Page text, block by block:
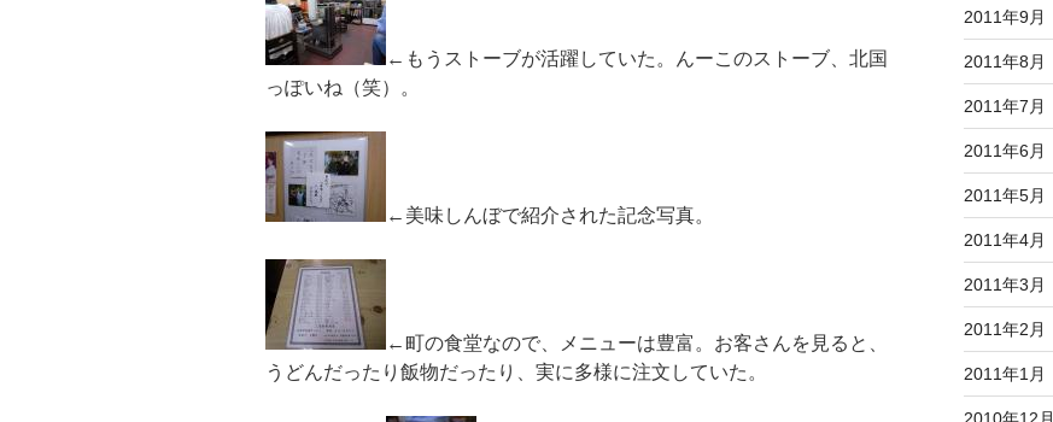
←もうストーブが活躍していた。んーこのストーブ、北国
っぽいね（笑）。
←美味しんぼで紹介された記念写真。
←町の食堂なので、メニューは豊富。お客さんを見ると、
うどんだったり飯物だったり、実に多様に注文していた。
2011年9月
2011年8月
2011年7月
2011年6月
2011年5月
2011年4月
2011年3月
2011年2月
2011年1月